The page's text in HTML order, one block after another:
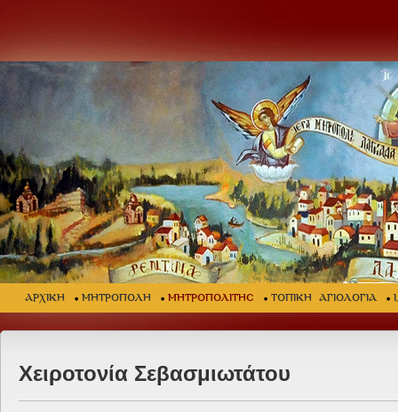
ΑΡΧΙΚΗ ΜΗΤΡΟΠΟΛΗ ΜΗΤΡΟΠΟΛΙΤΗΣ ΤΟΠΙΚΗ ΑΓΙΟΛΟΓΙΑ
Χειροτονία Σεβασμιωτάτου